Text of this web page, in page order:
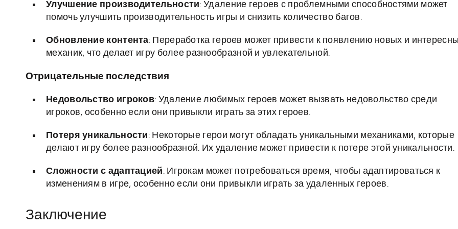
Улучшение производительности: Удаление героев с проблемными способностями может
помочь улучшить производительность игры и снизить количество багов.
Обновление контента: Переработка героев может привести к появлению новых и
механик, что делает игру более разнообразной и увлекательной.
Отрицательные последствия
Недовольство игроков: Удаление любимых героев может вызвать недовольство среди
игроков, особенно если они привыкли играть за этих героев.
Потеря уникальности: Некоторые герои могут обладать уникальными механиками, которые
делают игру более разнообразной. Их удаление может привести к потере этой уникальности.
Сложности с адаптацией: Игрокам может потребоваться время, чтобы адаптироваться к
изменениям в игре, особенно если они привыкли играть за удаленных героев.
Заключение